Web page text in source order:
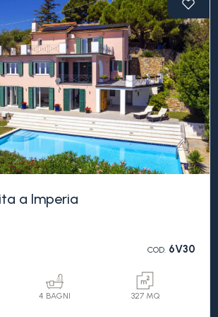
a Imperia
COD. 6V30
4 BAGNI 327 MQ